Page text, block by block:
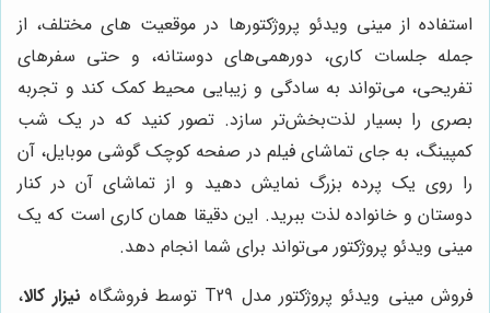
استفاده از مینی ویدئو پروژکتورها در موقعیت های مختلف، از
جمله جلسات کاری، دورهمی‌های دوستانه، و حتی سفرهای
تفریحی، می‌تواند به سادگی و زیبایی محیط کمک کند و تجربه
بصری را بسیار لذت‌بخش‌تر سازد. تصور کنید که در یک شب
کمپینگ، به جای تماشای فیلم در صفحه کوچک گوشی موبایل، آن
را روی یک پرده بزرگ نمایش دهید و از تماشای آن در کنار
دوستان و خانواده لذت ببرید. این دقیقا همان کاری است که یک
مینی ویدئو پروژکتور می‌تواند برای شما انجام دهد.
فروش مینی ویدئو پروژکتور مدل T29 توسط فروشگاه
نیزار کالا،